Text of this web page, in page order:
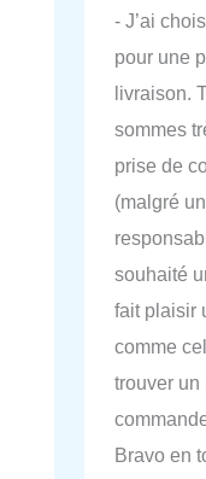
- J’ai
pour une
livraison.
sommes
prise de
(malgré
souhaité
fait plaisir
comme
trouver un
Bravo en